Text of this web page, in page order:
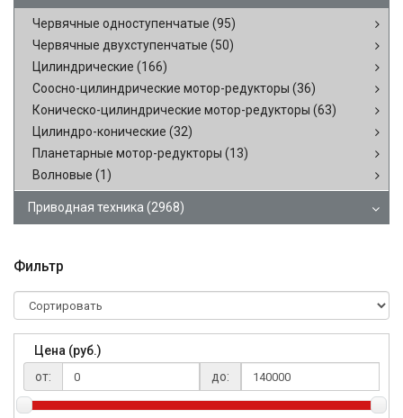
Червячные одноступенчатые (95)
Червячные двухступенчатые (50)
Цилиндрические (166)
Соосно-цилиндрические мотор-редукторы (36)
Коническо-цилиндрические мотор-редукторы (63)
Цилиндро-конические (32)
Планетарные мотор-редукторы (13)
Волновые (1)
Приводная техника (2968)
Фильтр
Цена (руб.)
от:
до: